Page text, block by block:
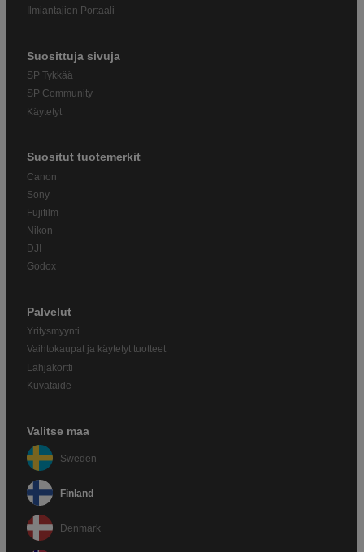
Ilmiantajien Portaali
Suosittuja sivuja
SP Tykkää
SP Community
Käytetyt
Suositut tuotemerkit
Canon
Sony
Fujifilm
Nikon
DJI
Godox
Palvelut
Yritysmyynti
Vaihtokaupat ja käytetyt tuotteet
Lahjakortti
Kuvataide
Valitse maa
Sweden
Finland
Denmark